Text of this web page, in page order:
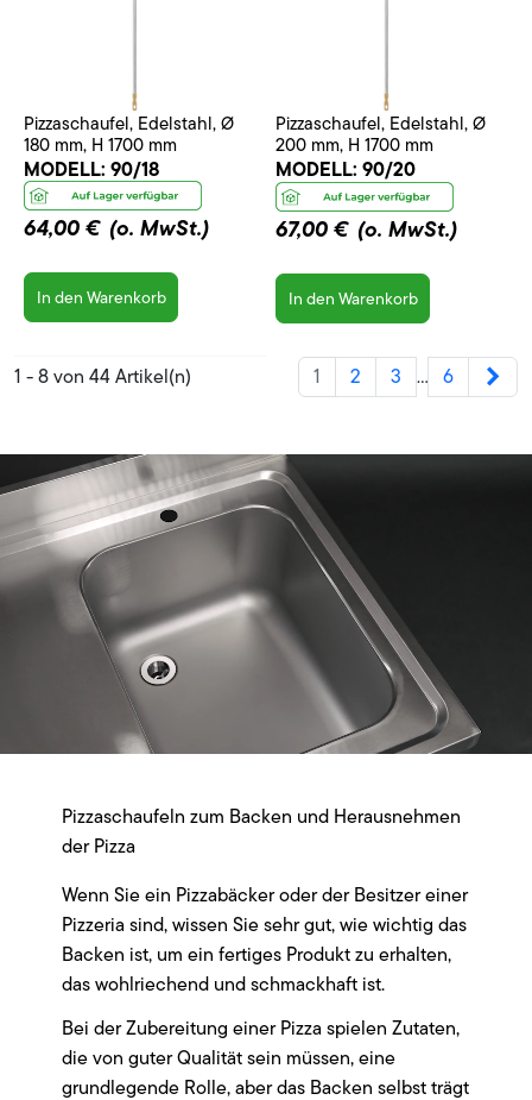
Pizzaschaufel, Edelstahl, Ø
180 mm, H 1700 mm
MODELL: 90/18
64,00 € (o. MwSt.)
In den Warenkorb
Pizzaschaufel, Edelstahl, Ø
200 mm, H 1700 mm
MODELL: 90/20
67,00 € (o. MwSt.)
In den Warenkorb
1 - 8 von 44 Artikel(n) 1 2 3 … 6
Pizzaschaufeln zum Backen und Herausnehmen
der Pizza
Wenn Sie ein Pizzabäcker oder der Besitzer einer
Pizzeria sind, wissen Sie sehr gut, wie wichtig das
Backen ist, um ein fertiges Produkt zu erhalten,
das wohlriechend und schmackhaft ist.
Bei der Zubereitung einer Pizza spielen Zutaten,
die von guter Qualität sein müssen, eine
grundlegende Rolle, aber das Backen selbst trägt